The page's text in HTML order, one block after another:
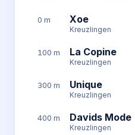
0 m Xoe
Kreuzlingen
100 m La Copine
Kreuzlingen
300 m Unique
Kreuzlingen
400 m Davids Mode
Kreuzlingen